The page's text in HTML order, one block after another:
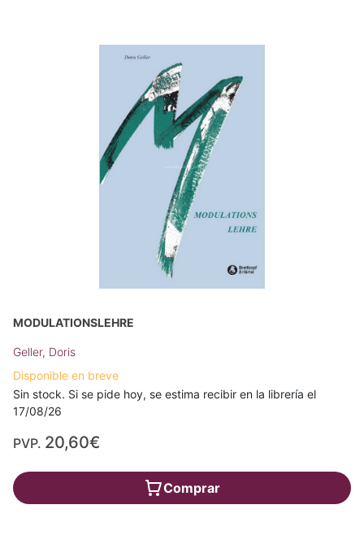
MODULATIONSLEHRE
Geller, Doris
Disponible en breve
Sin stock. Si se pide hoy, se estima recibir en la librería el
17/08/26
PVP. 20,60€
Comprar